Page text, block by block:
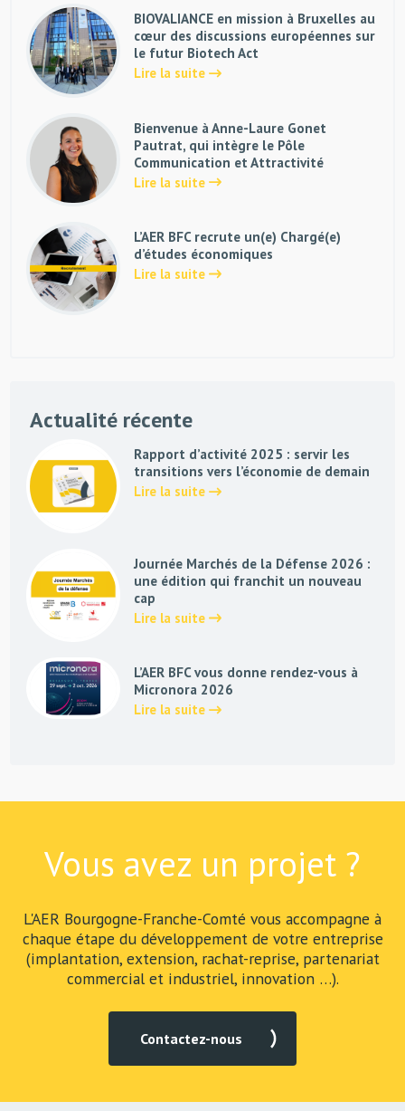
BIOVALIANCE en mission à Bruxelles au
cœur des discussions européennes sur
le futur Biotech Act
Lire la suite
Bienvenue à Anne-Laure Gonet
Pautrat, qui intègre le Pôle
Communication et Attractivité
Lire la suite
L’AER BFC recrute un(e) Chargé(e)
d’études économiques
Lire la suite
Actualité récente
Rapport d’activité 2025 : servir les
transitions vers l’économie de demain
Lire la suite
Journée Marchés de la Défense 2026 :
une édition qui franchit un nouveau
cap
Lire la suite
L’AER BFC vous donne rendez-vous à
Micronora 2026
Lire la suite
Vous avez un projet ?
L'AER Bourgogne-Franche-Comté vous accompagne à
chaque étape du développement de votre entreprise
(implantation, extension, rachat-reprise, partenariat
commercial et industriel, innovation …).
Contactez-nous